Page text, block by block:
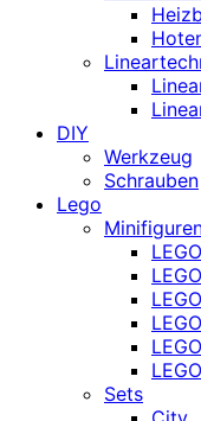
DIY
Werkzeug
Schrauben
Lego
Sets